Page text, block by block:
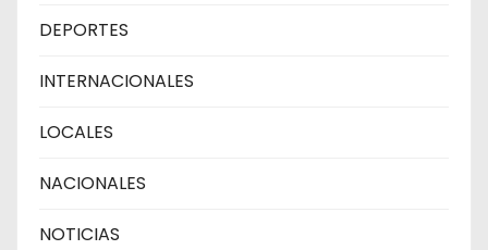
DEPORTES
INTERNACIONALES
LOCALES
NACIONALES
NOTICIAS